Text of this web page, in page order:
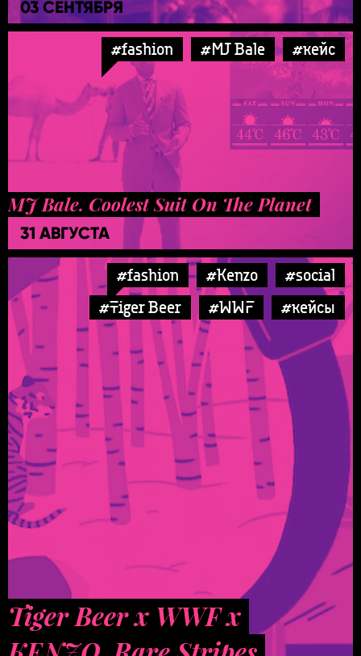
03 СЕНТЯБРЯ
#fashion #MJ Bale #кейс
MJ Bale. Coolest Suit On The Planet
31 АВГУСТА
#fashion #Kenzo
#social
#Tiger Beer
#WWF #кейсы
Tiger Beer x WWF x